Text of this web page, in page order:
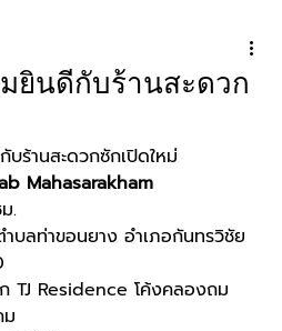
ยินดีกับร้านสะดวก
ร้านสะดวกซักเปิดใหม่
Mahasarakham
.
ำบลท่าขอนยาง อำเภอกันทรวิชัย
TJ Residence โค้งคลองถม